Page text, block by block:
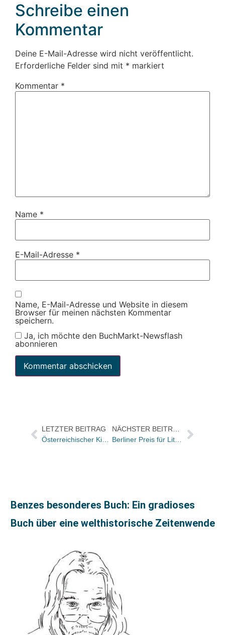
Schreibe einen
Kommentar
Deine E-Mail-Adresse wird nicht veröffentlicht.
Erforderliche Felder sind mit * markiert
Kommentar *
Name *
E-Mail-Adresse *
Name, E-Mail-Adresse und Website in diesem
Browser für meinen nächsten Kommentar
speichern.
Ja, ich möchte den BuchMarkt-Newsflash
abonnieren
LETZTER BEITRAG
Österreichischer Kinder- und Jugendbuchpreis 2003
Benzes besonderes Buch: Ein gradioses
Buch über eine welthistorische Zeitenwende